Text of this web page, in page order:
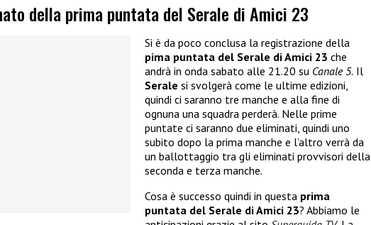
della prima puntata del Serale di Amici 23
Si è da poco conclusa la registrazione della
pima puntata del Serale di Amici 23 che
andrà in onda sabato alle 21.20 su Canale 5. Il
Serale si svolgerà come le ultime edizioni,
quindi ci saranno tre manche e alla fine di
ognuna una squadra perderà. Nelle prime
puntate ci saranno due eliminati, quindi uno
subito dopo la prima manche e l’altro verrà da
un ballottaggio tra gli eliminati provvisori della
seconda e terza manche.
Cosa è successo quindi in questa prima
puntata del Serale di Amici 23? Abbiamo le